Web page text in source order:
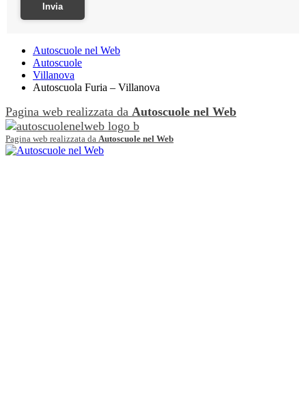
Invia
Autoscuole nel Web
Autoscuole
Villanova
Autoscuola Furia – Villanova
Pagina web realizzata da Autoscuole nel Web
Pagina web realizzata da Autoscuole nel Web